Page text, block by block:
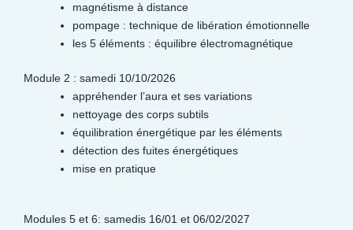
magnétisme à distance
pompage : technique de libération émotionnelle
les 5 éléments : équilibre électromagnétique
Module 2 : samedi 10/10/2026
appréhender l’aura et ses variations
nettoyage des corps subtils
équilibration énergétique par les éléments
détection des fuites énergétiques
mise en pratique
Modules 5 et 6: samedis 16/01 et 06/02/2027